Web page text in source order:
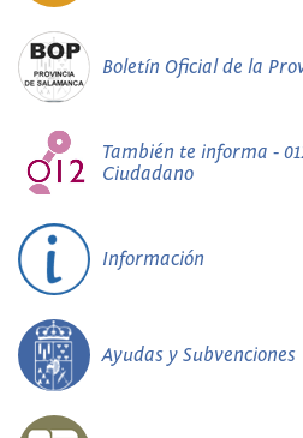
Boletín Oficial de la
También te informa -
Ciudadano
Información
Ayudas y Subvenciones